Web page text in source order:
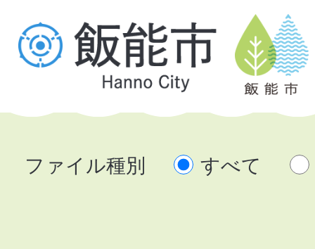
ファイル種別 すべて